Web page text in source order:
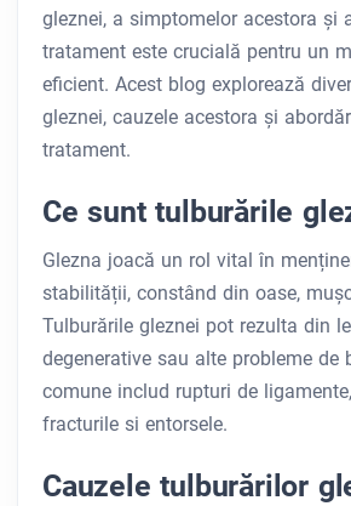
gleznei, a simptomelor acestora și
tratament este crucială pentru un
eficient. Acest blog explorează
gleznei, cauzele acestora și
tratament.
Ce sunt tulburările
Glezna joacă un rol vital în
stabilității, constând din oase,
Tulburările gleznei pot rezulta din
degenerative sau alte probleme de
comune includ rupturi de
fracturile si entorsele.
Cauzele tulburărilor